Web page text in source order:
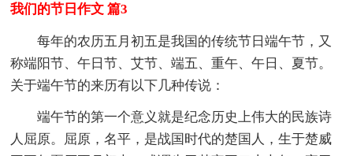
我们的节日作文 篇3
每年的农历五月初五是我国的传统节日端午节，又
称端阳节、午日节、艾节、端五、重午、午日、夏节。
关于端午节的来历有以下几种传说：
端午节的第一个意义就是纪念历史上伟大的民族诗
人屈原。屈原，名平，是战国时代的楚国人，生于楚威